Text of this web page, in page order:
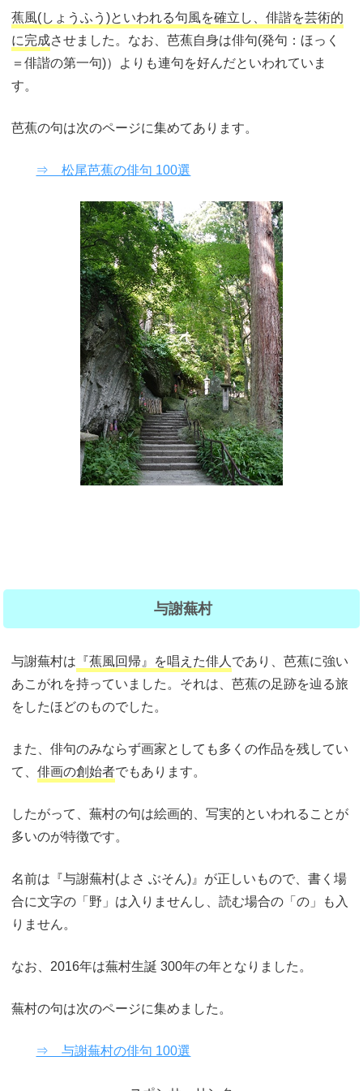
蕉風(しょうふう)といわれる句風を確立し、俳諧を芸術的
に完成させました。なお、芭蕉自身は俳句(発句：ほっく
＝俳諧の第一句)）よりも連句を好んだといわれていま
す。
芭蕉の句は次のページに集めてあります。
⇒ 松尾芭蕉の俳句 100選
与謝蕪村
与謝蕪村は 『蕉風回帰』を唱えた俳人 であり、芭蕉に強い
あこがれを持っていました。それは、芭蕉の足跡を辿る旅
をしたほどのものでした。
また、俳句のみならず画家としても多くの作品を残してい
て、俳画の創始者でもあります。
したがって、蕪村の句は絵画的、写実的といわれることが
多いのが特徴です。
名前は『与謝蕪村(よさ ぶそん)』が正しいもので、書く場
合に文字の「野」は入りませんし、読む場合の「の」も入
りません。
なお、2016年は蕪村生誕 300年の年となりました。
蕪村の句は次のページに集めました。
⇒ 与謝蕪村の俳句 100選